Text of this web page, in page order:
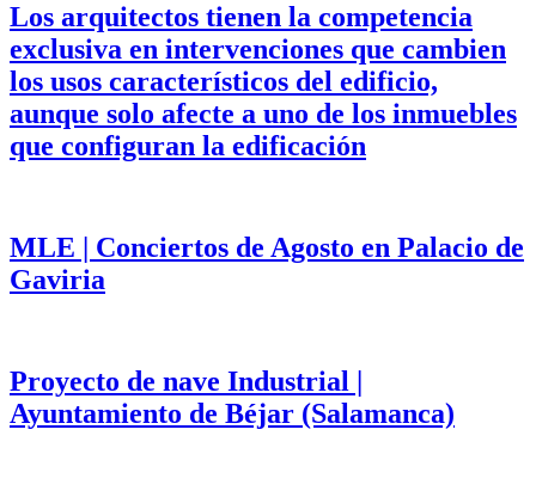
Los arquitectos tienen la competencia
exclusiva en intervenciones que cambien
los usos característicos del edificio,
aunque solo afecte a uno de los inmuebles
que configuran la edificación
MLE | Conciertos de Agosto en Palacio de
Gaviria
Proyecto de nave Industrial |
Ayuntamiento de Béjar (Salamanca)